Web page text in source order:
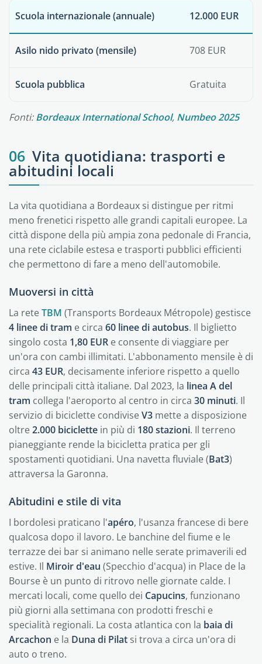
Scuola internazionale (annuale) 12.000 EUR
Asilo nido privato (mensile) 708 EUR
Scuola pubblica Gratuita
Fonti:Bordeaux International School, Numbeo 2025
06 Vita quotidiana: trasporti e
abitudini locali
La vita quotidiana a Bordeaux si distingue per ritmi
meno frenetici rispetto alle grandi capitali europee. La
città dispone della più ampia zona pedonale di Francia,
una rete ciclabile estesa e trasporti pubblici efficienti
che permettono di fare a meno dell'automobile.
Muoversi in città
La reteTBM (Transports Bordeaux Métropole) gestisce
4 linee di tram e circa 60 linee di autobus. Il biglietto
singolo costa 1,80 EUR e consente di viaggiare per
un'ora con cambi illimitati. L'abbonamento mensile è di
circa 43 EUR, decisamente inferiore rispetto a quello
delle principali città italiane. Dal 2023, la linea A del
tram collega l'aeroporto al centro in circa 30 minuti. Il
servizio di biciclette condiviseV3 mette a disposizione
oltre2.000 biciclette in più di 180 stazioni. Il terreno
pianeggiante rende la bicicletta pratica per gli
spostamenti quotidiani. Una navetta fluviale (Bat3)
attraversa la Garonna.
Abitudini e stile di vita
I bordolesi praticano l'apéro, l'usanza francese di bere
qualcosa dopo il lavoro. Le banchine del fiume e le
terrazze dei bar si animano nelle serate primaverili ed
estive. Il Miroir d'eau (Specchio d'acqua) in Place de la
Bourse è un punto di ritrovo nelle giornate calde. I
mercati locali, come quello dei Capucins, funzionano
più giorni alla settimana con prodotti freschi e
specialità regionali. La costa atlantica con la baia di
Arcachon e la Duna di Pilat si trova a circa un'ora di
auto o treno.